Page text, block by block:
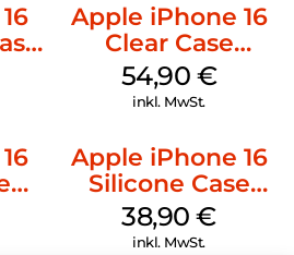
Apple iPhone 16
Clear Case
MagSafe
Transparent
54,90 €
inkl. MwSt.
Apple iPhone 16
Silicone Case
MagSafe
Ultramarine
38,90€
inkl. MwSt.